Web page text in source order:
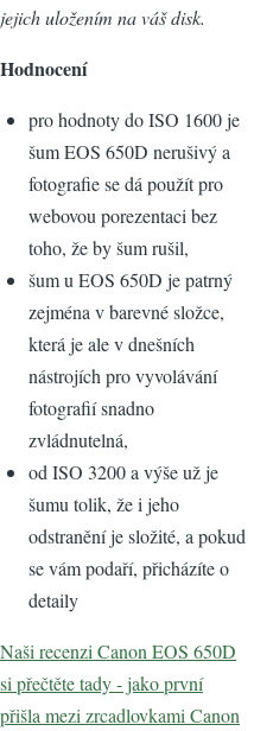
jejich uložením na váš disk.
Hodnocení
pro hodnoty do ISO 1600 je
šum EOS 650D nerušivý a
fotografie se dá použít pro
webovou porezentaci bez
toho, že by šum rušil,
šum u EOS 650D je patrný
zejména v barevné složce,
která je ale v dnešních
nástrojích pro vyvolávání
fotografií snadno
zvládnutelná,
od ISO 3200 a výše už je
šumu tolik, že i jeho
odstranění je složité, a pokud
se vám podaří, přicházíte o
detaily
Naši recenzi Canon EOS 650D
si přečtěte tady - jako první
přišla mezi zrcadlovkami Canon